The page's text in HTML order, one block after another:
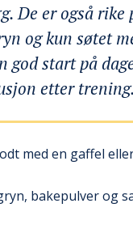
De er også rike
og kun søtet
god start på
etter trening.
med en gaffel
bakepulver og